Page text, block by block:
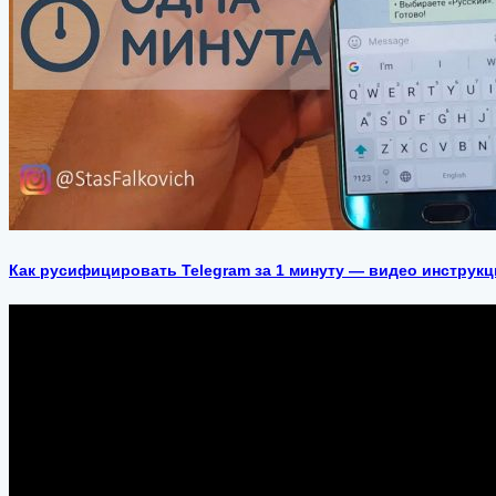
Как русифицировать Telegram за 1 минуту — видео